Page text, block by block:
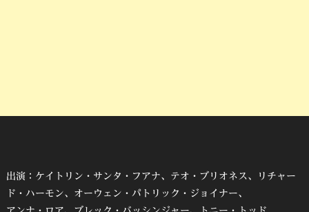
出演：ケイトリン・サンタ・フアナ、テオ・ブリオネス、リチャー
ド・ハーモン、オーウェン・パトリック・ジョイナー、